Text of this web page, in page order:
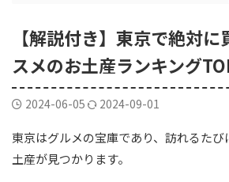
【解説付き】東京で絶対
スメのお土産ランキング
2024-06-05 2024-09-01
東京はグルメの宝庫であり、訪れるた
土産が見つかります。